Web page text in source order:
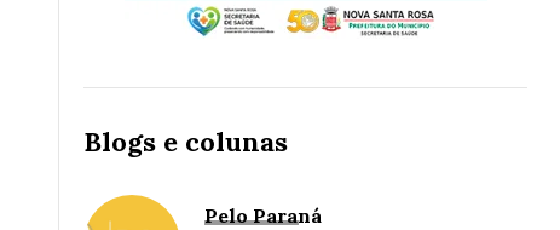
Blogs e colunas
Pelo Paraná